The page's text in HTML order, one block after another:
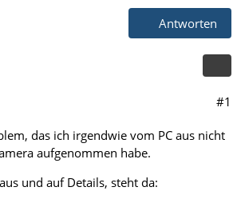
Antworten
#1
das ich irgendwie vom PC aus nicht
aufgenommen habe.
und auf Details, steht da: